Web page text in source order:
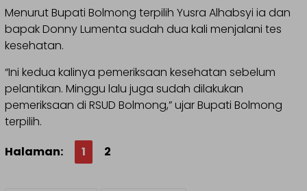
Menurut Bupati Bolmong terpilih Yusra Alhabsyi ia dan
bapak Donny Lumenta sudah dua kali menjalani tes
kesehatan.
“Ini kedua kalinya pemeriksaan kesehatan sebelum
pelantikan. Minggu lalu juga sudah dilakukan
pemeriksaan di RSUD Bolmong,” ujar Bupati Bolmong
terpilih.
Halaman:
1 2